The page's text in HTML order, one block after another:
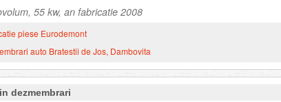
55 kw, an fabricatie 2008
piese Eurodemont
auto Bratestii de Jos, Dambovita
dezmembrari